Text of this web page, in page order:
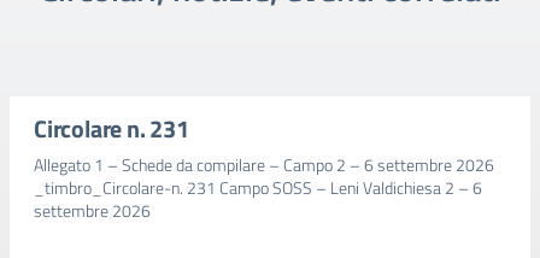
Circolare n. 231
Allegato 1 – Schede da compilare – Campo 2 – 6 settembre 2026
_timbro_Circolare-n. 231 Campo SOSS – Leni Valdichiesa 2 – 6
settembre 2026